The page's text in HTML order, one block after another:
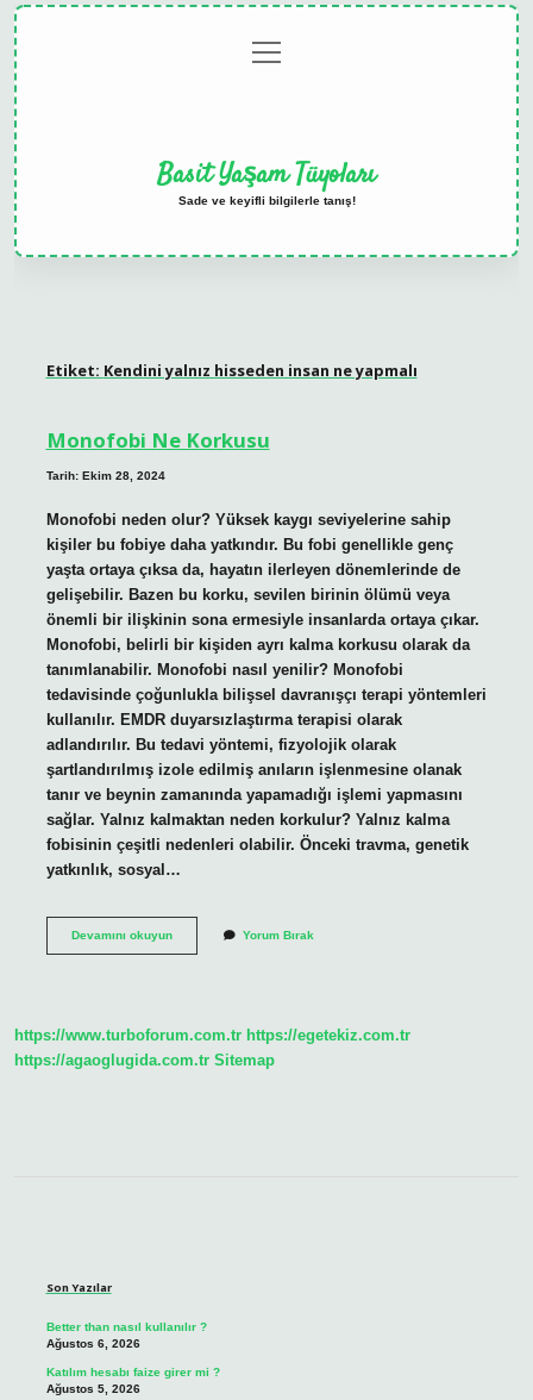
menüyü
aç
Basit Yaşam Tüyoları
Sade ve keyifli bilgilerle tanış!
Etiket: Kendini yalnız hisseden insan ne yapmalı
Monofobi Ne Korkusu
Tarih: Ekim 28, 2024
Monofobi neden olur? Yüksek kaygı seviyelerine sahip
kişiler bu fobiye daha yatkındır. Bu fobi genellikle genç
yaşta ortaya çıksa da, hayatın ilerleyen dönemlerinde de
gelişebilir. Bazen bu korku, sevilen birinin ölümü veya
önemli bir ilişkinin sona ermesiyle insanlarda ortaya çıkar.
Monofobi, belirli bir kişiden ayrı kalma korkusu olarak da
tanımlanabilir. Monofobi nasıl yenilir? Monofobi
tedavisinde çoğunlukla bilişsel davranışçı terapi yöntemleri
kullanılır. EMDR duyarsızlaştırma terapisi olarak
adlandırılır. Bu tedavi yöntemi, fizyolojik olarak
şartlandırılmış izole edilmiş anıların işlenmesine olanak
tanır ve beynin zamanında yapamadığı işlemi yapmasını
sağlar. Yalnız kalmaktan neden korkulur? Yalnız kalma
fobisinin çeşitli nedenleri olabilir. Önceki travma, genetik
yatkınlık, sosyal…
Devamını okuyunMonofobi
Yorum Bırak
https://www.turboforum.com.tr https://egetekiz.com.tr
https://agaoglugida.com.tr Sitemap
Son Yazılar
Better than nasıl kullanılır ?
Ağustos 6, 2026
Katılım hesabı faize girer mi ?
Ağustos 5, 2026